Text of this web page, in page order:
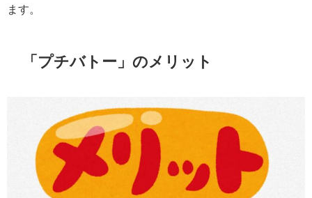
ます。
「プチバトー」のメリット